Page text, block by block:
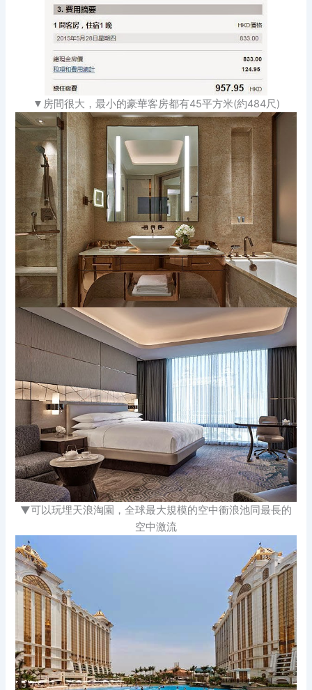
▼ 房間很大，最小的豪華客房都有45平方米(約484尺)
▼可以玩埋天浪淘園，全球最大規模的空中衝浪池同最長的
空中激流